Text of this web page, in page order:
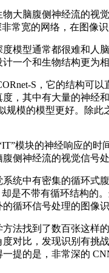
脑腹侧神经流的视觉
常宽的网络，在图像
型通常都很难和人脑
一个和生物结构更为
S，它的结构可以
，其中有大量的神经
规模的模型更好。除
模块的神经响应的时
侧神经流的视觉信号
中有密集的循环式腹
是不带有循环结构的
循环信号处理的图像
找到了数百张这样的
对比，发现识别有挑
提的是，非常深的